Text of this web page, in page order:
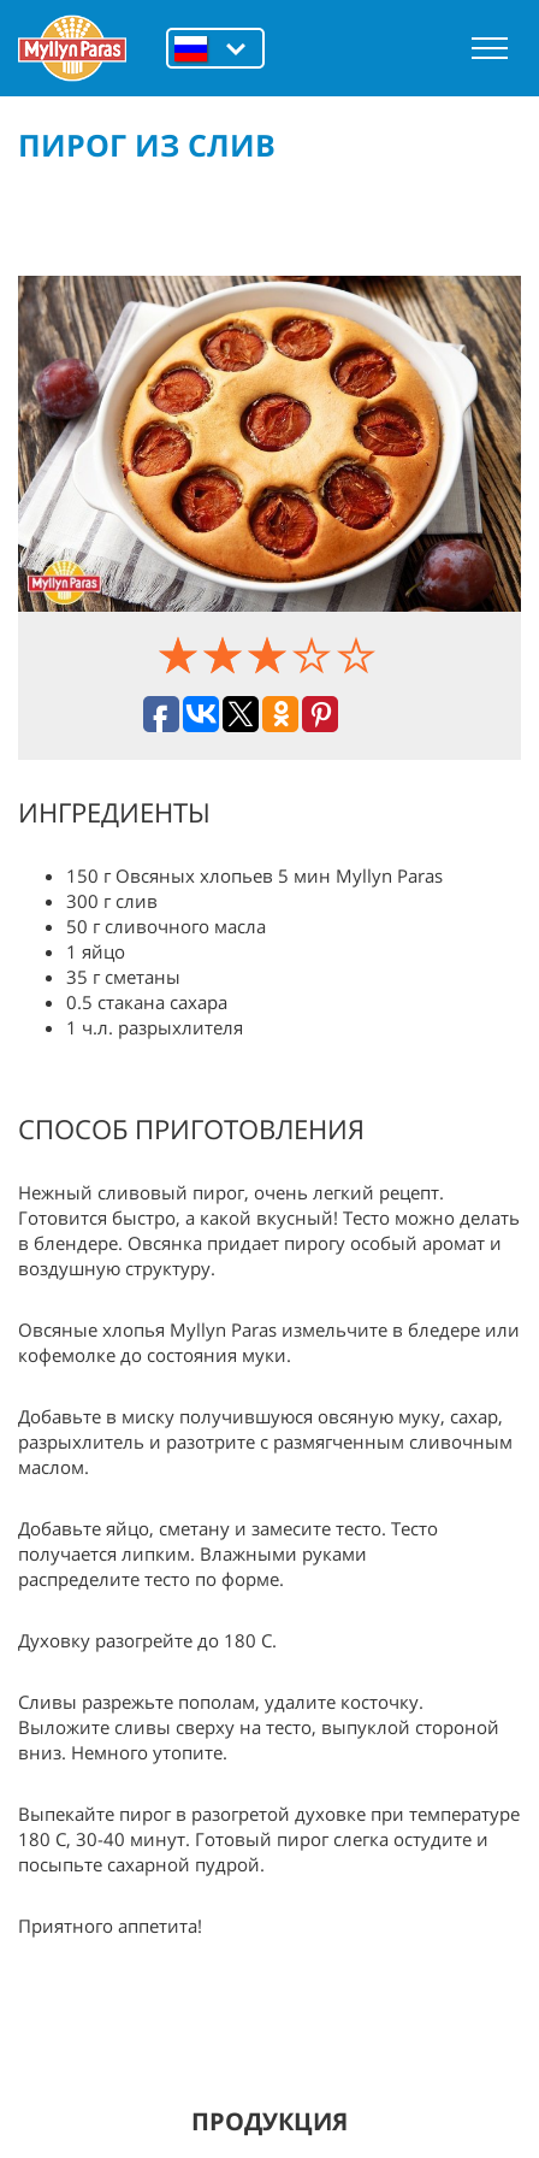
ПИРОГ ИЗ СЛИВ
ИНГРЕДИЕНТЫ
150 г Овсяных хлопьев 5 мин Myllyn Paras
300 г слив
50 г сливочного масла
1 яйцо
35 г сметаны
0.5 стакана сахара
1 ч.л. разрыхлителя
СПОСОБ ПРИГОТОВЛЕНИЯ
Нежный сливовый пирог, очень легкий рецепт.
Готовится быстро, а какой вкусный! Тесто можно делать
в блендере. Овсянка придает пирогу особый аромат и
воздушную структуру.
Овсяные хлопья Myllyn Paras измельчите в бледере или
кофемолке до состояния муки.
Добавьте в миску получившуюся овсяную муку, сахар,
разрыхлитель и разотрите с размягченным сливочным
маслом.
Добавьте яйцо, сметану и замесите тесто. Тесто
получается липким. Влажными руками
распределите тесто по форме.
Духовку разогрейте до 180 С.
Сливы разрежьте пополам, удалите косточку.
Выложите сливы сверху на тесто, выпуклой стороной
вниз. Немного утопите.
Выпекайте пирог в разогретой духовке при температуре
180 С, 30-40 минут. Готовый пирог слегка остудите и
посыпьте сахарной пудрой.
Приятного аппетита!
ПРОДУКЦИЯ